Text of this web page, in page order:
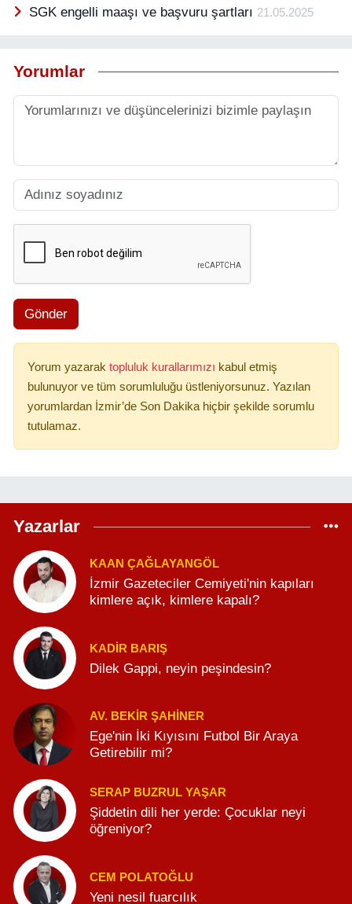
SGK engelli maaşı ve başvuru şartları 21.05.2025
Yorumlar
Gönder
Yorum yazarak topluluk kurallarımızı kabul etmiş
bulunuyor ve tüm sorumluluğu üstleniyorsunuz. Yazılan
yorumlardan İzmir’de Son Dakika hiçbir şekilde sorumlu
tutulamaz.
Yazarlar
KAAN ÇAĞLAYANGÖL
İzmir Gazeteciler Cemiyeti'nin kapıları
kimlere açık, kimlere kapalı?
KADIR BARIŞ
Dilek Gappi, neyin peşindesin?
AV. BEKIR ŞAHINER
Ege'nin İki Kıyısını Futbol Bir Araya
Getirebilir mi?
SERAP BUZRUL YAŞAR
Şiddetin dili her yerde: Çocuklar neyi
öğreniyor?
CEM POLATOĞLU
Yeni nesil fuarcılık